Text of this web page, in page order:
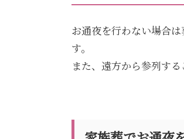
お通夜を行わない場合
す。
また、遠方から参列す